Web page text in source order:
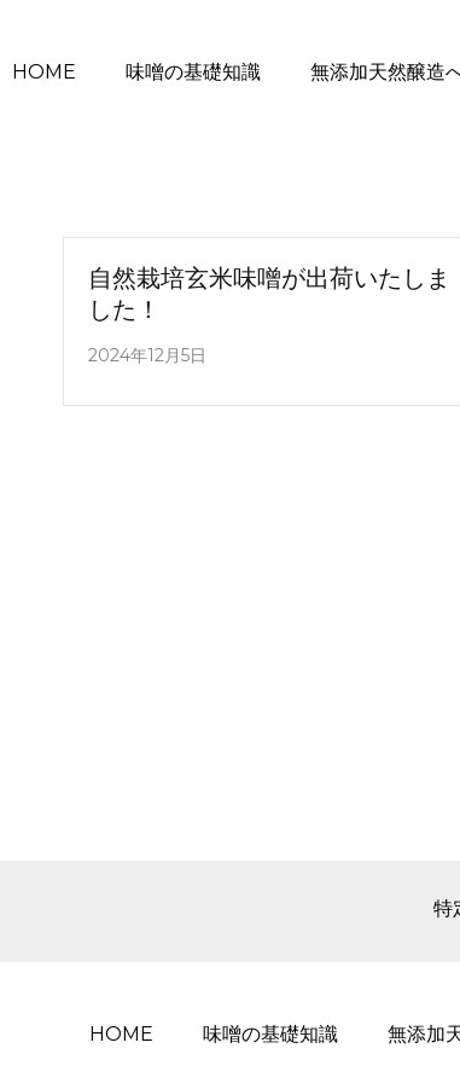
HOME
味噌の基礎知識 無添加天然醸造
自然栽培玄米味噌が出荷いたしま
した！
2024年12月5日
特
HOME
味噌の基礎知識 無添加